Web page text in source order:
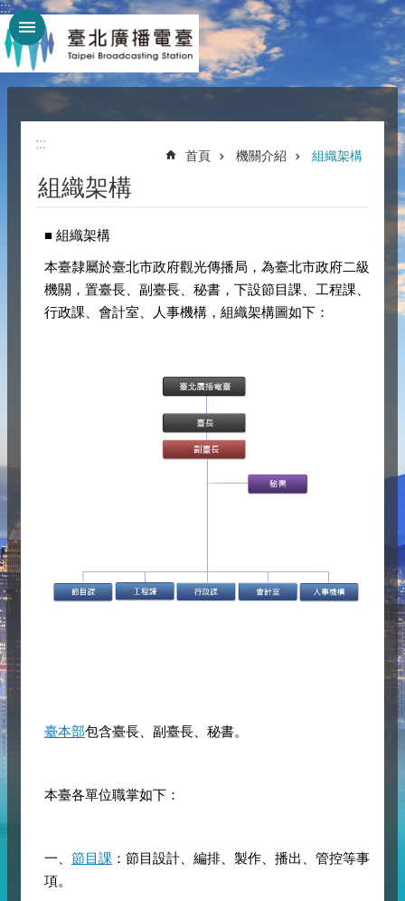
跳到主要內容區塊
:::
:::
首頁 機關介紹 組織架構
組織架構
■ 組織架構
本臺隸屬於臺北市政府觀光傳播局，為臺北市政府二級
機關，置臺長、副臺長、秘書，下設節目課、工程課、
行政課、會計室、人事機構，組織架構圖如下：
臺本部包含臺長、副臺長、秘書。
本臺各單位職掌如下：
一、 節目課 ：節目設計、編排、製作、播出、管控等事
項。